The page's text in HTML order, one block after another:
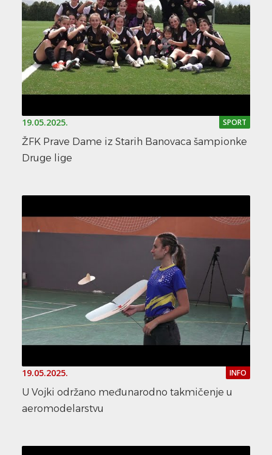
19.05.2025. SPORT
ŽFK Prave Dame iz Starih Banovaca šampionke
Druge lige
19.05.2025. INFO
U Vojki održano međunarodno takmičenje u
aeromodelarstvu